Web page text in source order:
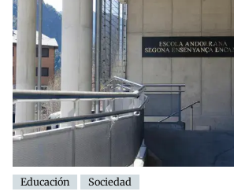
Educación Sociedad